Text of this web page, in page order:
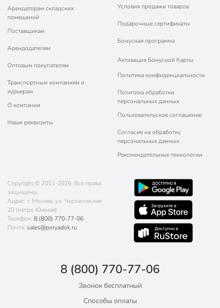
Арендаторам складских
помещений
Поставщикам
Арендодателям
Оптовым покупателям
Транспортным компаниям и
курьерам
О компании
Наши реквизиты
Условия продажи товаров
Подарочные сертификаты
Бонусная программа
Активация Бонусной Карты
Политика конфиденциальности
Политика обработки
персональных данных
Пользовательское соглашение
Согласие на обработку
персональных данных
Рекомендательные технологии
Copyright © 2011-2026. Все права
защищены.
Адрес: г. Москва, ул. Чертановская
20 (метро Южная)
Телефон: 8 (800) 770-77-06
Почта: sales@poryadok.ru
8 (800) 770-77-06
Звонок бесплатный
Способы оплаты